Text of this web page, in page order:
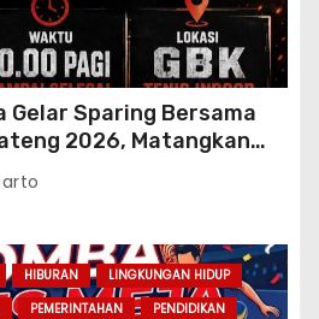
Gelar Sparing Bersama
2026, Matangkan
HIBURAN
LINGKUNGAN HIDUP
PEMERINTAHAN
PENDIDIKAN